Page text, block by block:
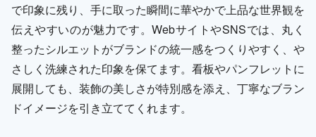
で印象に残り、手に取った瞬間に華やかで上品な世界観を
伝えやすいのが魅力です。WebサイトやSNSでは、丸く
整ったシルエットがブランドの統一感をつくりやすく、や
さしく洗練された印象を保てます。看板やパンフレットに
展開しても、装飾の美しさが特別感を添え、丁寧なブラン
ドイメージを引き立ててくれます。